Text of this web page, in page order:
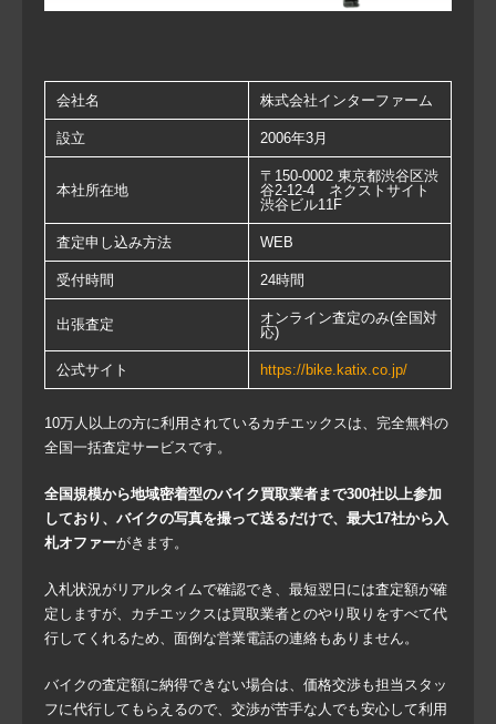
会社名 株式会社インターファーム
設立 2006年3月
本社所在地
〒150-0002 東京都渋谷区渋
谷2-12-4 ネクストサイト
渋谷ビル11F
査定申し込み方法 WEB
受付時間 24時間
出張査定
オンライン査定のみ(全国対
応)
公式サイト https://bike.katix.co.jp/
10万人以上の方に利用されているカチエックスは、完全無料の
全国一括査定サービスです。
全国規模から地域密着型のバイク買取業者まで300社以上参加
しており、バイクの写真を撮って送るだけで、最大17社から入
札オファーがきます。
入札状況がリアルタイムで確認でき、最短翌日には査定額が確
定しますが、カチエックスは買取業者とのやり取りをすべて代
行してくれるため、面倒な営業電話の連絡もありません。
バイクの査定額に納得できない場合は、価格交渉も担当スタッ
フに代行してもらえるので、交渉が苦手な人でも安心して利用